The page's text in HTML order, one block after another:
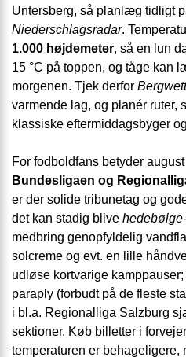
Untersberg, så planlæg tidligt
Niederschlagsradar.
1.000 højdemeter, så en lun
15 °C på toppen, og tåge kan
morgenen. Tjek derfor
varmende lag, og planér ruter,
klassiske eftermiddagsbyger
For fodboldfans betyder
Bundesligaen og
er der solide tribunetag og
det kan stadig blive
medbring genopfyldelig
solcreme og evt. en lille
udløse kortvarige
paraply (forbudt på de fleste
i bl.a. Regionalliga Salzburg
sektioner. Køb billetter i
temperaturen er behageligere,